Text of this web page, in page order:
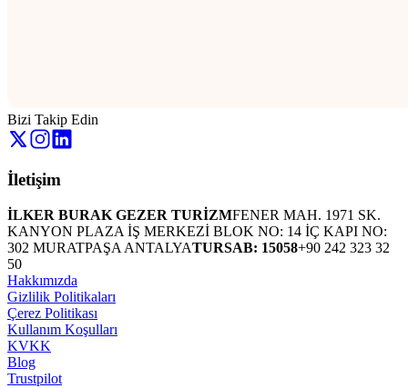
Bizi Takip Edin
İletişim
İLKER BURAK GEZER TURİZMFENER MAH. 1971 SK.
KANYON PLAZA İŞ MERKEZİ BLOK NO: 14 İÇ KAPI NO:
302 MURATPAŞA ANTALYATURSAB: 15058+90 242 323 32
50
Hakkımızda
Gizlilik Politikaları
Çerez Politikası
Kullanım Koşulları
KVKK
Blog
Trustpilot